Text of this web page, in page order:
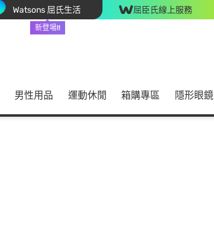
Watsons 屈氏生活
新登場!!
屈臣氏線上服務
男性用品 運動休閒 箱購專區 隱形眼鏡